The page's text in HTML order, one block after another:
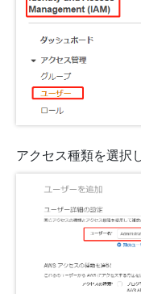
アクセス種類を選択